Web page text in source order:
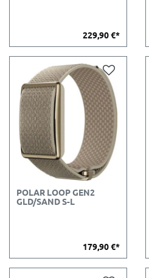
229,90 €*
POLAR LOOP GEN2
GLD/SAND S-L
179,90 €*